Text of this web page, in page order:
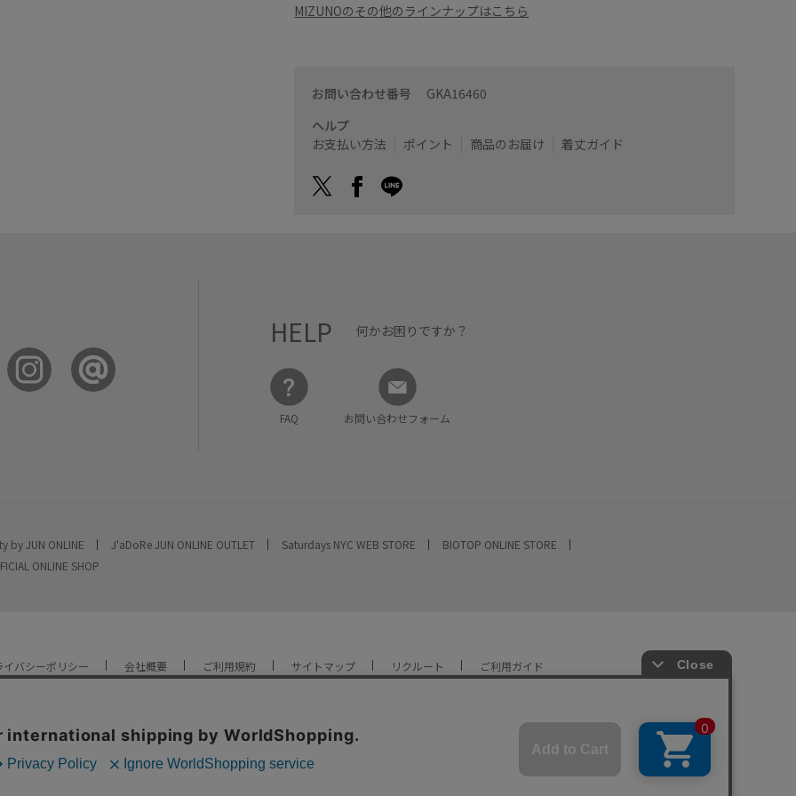
MIZUNOのその他のラインナップはこちら
お問い合わせ番号 GKA16460
ヘルプ
お支払い方法
ポイント 商品のお届け 着丈ガイド
HELP 何かお困りですか？
FAQ お問い合わせフォーム
by JUN ONLINE J'aDoRe JUN ONLINE OUTLET Saturdays NYC WEB STORE
BIOTOP ONLINE STORE
ONLINE SHOP
イバシーポリシー 会社概要 ご利用規約 サイトマップ リクルート ご利用ガイド
YOU ARE CULTURE.